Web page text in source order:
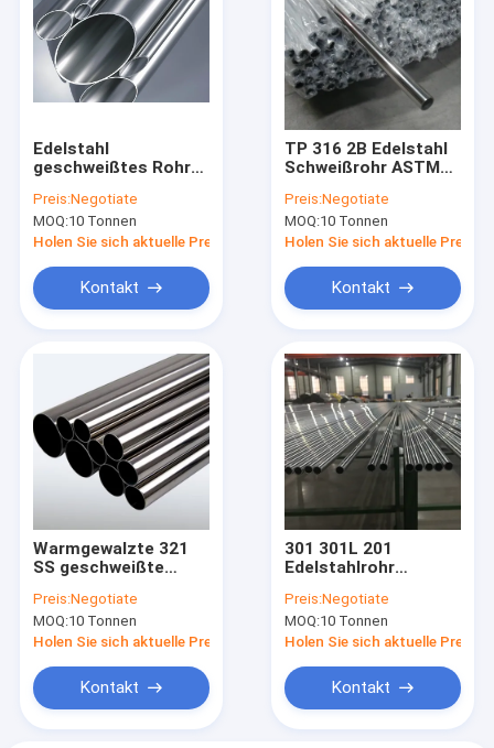
Edelstahl
geschweißtes Rohr
Preis:Negotiate
MOQ:10 Tonnen
Holen Sie sich aktuelle Preis
Kontakt
TP 316 2B Edelstahl
Schweißrohr ASTM
Preis:Negotiate
MOQ:10 Tonnen
Holen Sie sich aktuelle Preis
Kontakt
Warmgewalzte 321
SS geschweißte
316L 310S
Preis:Negotiate
MOQ:10 Tonnen
Holen Sie sich aktuelle Preis
Kontakt
301 301L 201
Edelstahlrohr
Hochglanzpoliert für
Dekorationszwecke
Preis:Negotiate
MOQ:10 Tonnen
Holen Sie sich aktuelle Preis
Kontakt